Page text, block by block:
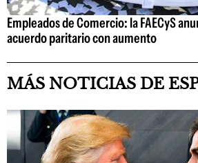
Empleados de Comercio: la FAECyS
acuerdo paritario con aumento
MÁS NOTICIAS DE